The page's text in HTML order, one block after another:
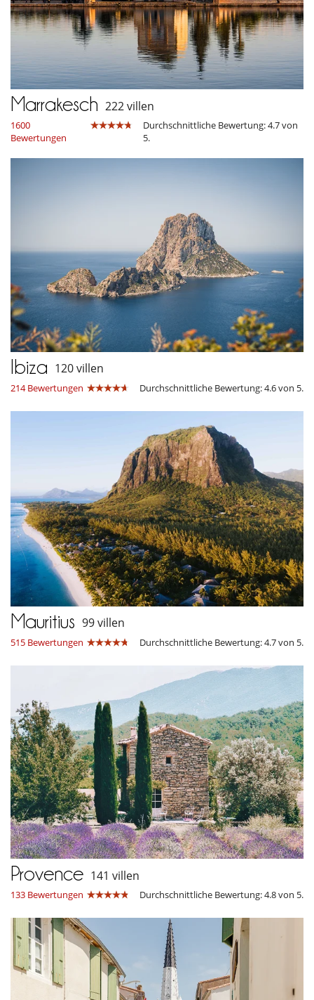
Marrakesch 222 villen
1600
Bewertungen
Durchschnittliche Bewertung: 4.7 von
5.
Ibiza 120 villen
214 Bewertungen Durchschnittliche Bewertung: 4.6 von 5.
Mauritius 99 villen
515 Bewertungen Durchschnittliche Bewertung: 4.7 von 5.
Provence 141 villen
133 Bewertungen Durchschnittliche Bewertung: 4.8 von 5.